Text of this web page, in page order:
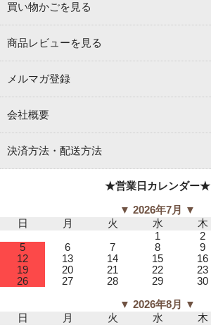
買い物かごを見る
商品レビューを見る
メルマガ登録
会社概要
決済方法・配送方法
★営業日カレンダー★
▼ 2026年7月 ▼
日
月 火 水 木
1
2
5
6 7 8 9
12
13 14 15 16
19
20 21 22 23
26
27 28 29 30
▼ 2026年8月 ▼
日
月 火 水 木